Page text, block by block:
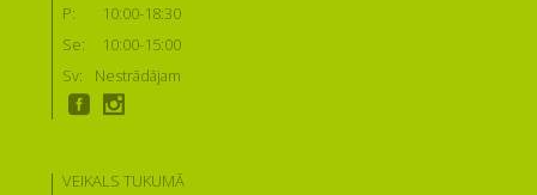
P:
10:00-18:30
Se:
10:00-15:00
Sv:
Nestrādājam
VEIKALS TUKUMĀ